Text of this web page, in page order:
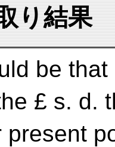
り結果
be
£ s. d.
present